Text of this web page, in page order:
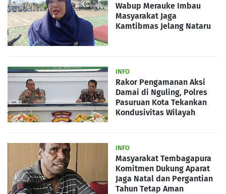
Wabup Merauke Imbau
Masyarakat Jaga
Kamtibmas Jelang Nataru
INFO
Rakor Pengamanan Aksi
Damai di Nguling, Polres
Pasuruan Kota Tekankan
Kondusivitas Wilayah
INFO
Masyarakat Tembagapura
Komitmen Dukung Aparat
Jaga Natal dan Pergantian
Tahun Tetap Aman